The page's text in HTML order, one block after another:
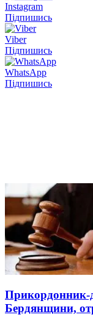
Instagram
Підпишись
Viber
Підпишись
WhatsApp
Підпишись
Прикордонник-
Бердянщини,